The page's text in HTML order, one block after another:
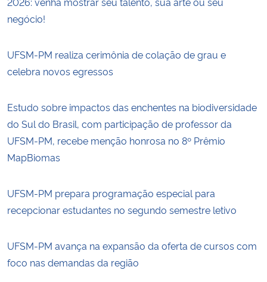
negócio!
UFSM-PM realiza cerimônia de colação de grau e
celebra novos egressos
Estudo sobre impactos das enchentes na biodiversidade
do Sul do Brasil, com participação de professor da
UFSM-PM, recebe menção honrosa no 8º Prêmio
MapBiomas
UFSM-PM prepara programação especial para
recepcionar estudantes no segundo semestre letivo
UFSM-PM avança na expansão da oferta de cursos com
foco nas demandas da região